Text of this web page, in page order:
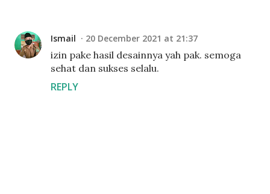
Ismail 20 December 2021 at 21:37
izin pake hasil desainnya yah pak. semoga
sehat dan sukses selalu.
REPLY